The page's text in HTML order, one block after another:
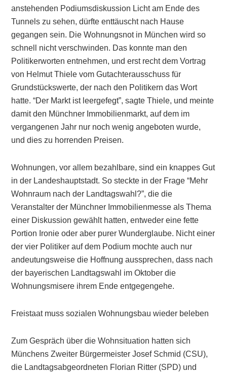
anstehenden Podiumsdiskussion Licht am Ende des
Tunnels zu sehen, dürfte enttäuscht nach Hause
gegangen sein. Die Wohnungsnot in München wird so
schnell nicht verschwinden. Das konnte man den
Politikerworten entnehmen, und erst recht dem Vortrag
von Helmut Thiele vom Gutachterausschuss für
Grundstückswerte, der nach den Politikern das Wort
hatte. “Der Markt ist leergefegt”, sagte Thiele, und meinte
damit den Münchner Immobilienmarkt, auf dem im
vergangenen Jahr nur noch wenig angeboten wurde,
und dies zu horrenden Preisen.
Wohnungen, vor allem bezahlbare, sind ein knappes Gut
in der Landeshauptstadt. So steckte in der Frage “Mehr
Wohnraum nach der Landtagswahl?”, die die
Veranstalter der Münchner Immobilienmesse als Thema
einer Diskussion gewählt hatten, entweder eine fette
Portion Ironie oder aber purer Wunderglaube. Nicht einer
der vier Politiker auf dem Podium mochte auch nur
andeutungsweise die Hoffnung aussprechen, dass nach
der bayerischen Landtagswahl im Oktober die
Wohnungsmisere ihrem Ende entgegengehe.
Freistaat muss sozialen Wohnungsbau wieder beleben
Zum Gespräch über die Wohnsituation hatten sich
Münchens Zweiter Bürgermeister Josef Schmid (CSU),
die Landtagsabgeordneten Florian Ritter (SPD) und